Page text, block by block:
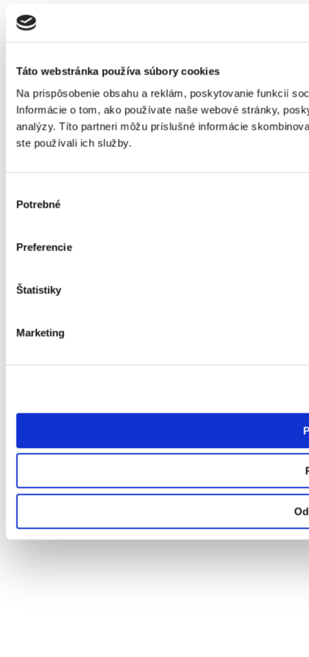
Táto webstránka používa súbory cookies
Na prispôsobenie obsahu a reklám, poskytovanie funkcií
Informácie o tom, ako používate naše webové stránky,
analýzy. Títo partneri môžu príslušné informácie
ste používali ich služby.
súhlasu
Potrebné
Preferencie
Štatistiky
Marketing